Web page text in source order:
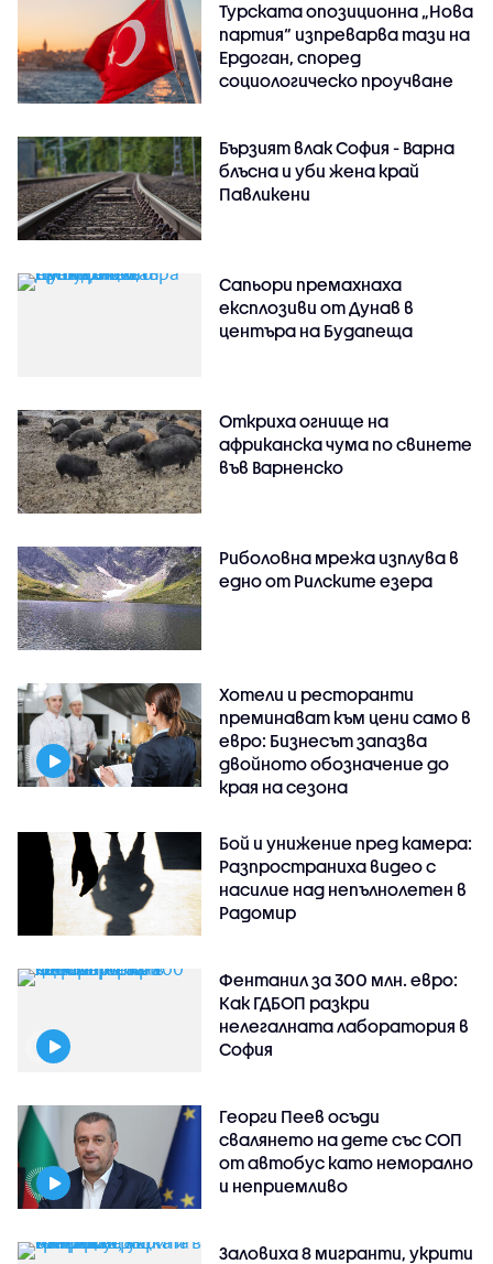
Турската опозиционна „Нова
партия“ изпреварва тази на
Ердоган, според
социологическо проучване
Бързият влак София - Варна
блъсна и уби жена край
Павликени
Сапьори премахнаха
експлозиви от Дунав в
центъра на Будапеща
Откриха огнище на
африканска чума по свинете
във Варненско
Риболовна мрежа изплува в
едно от Рилските езера
Хотели и ресторанти
преминават към цени само в
евро: Бизнесът запазва
двойното обозначение до
края на сезона
Бой и унижение пред камера:
Разпространиха видео с
насилие над непълнолетен в
Радомир
Фентанил за 300 млн. евро:
Как ГДБОП разкри
нелегалната лаборатория в
София
Георги Пеев осъди
свалянето на дете със СОП
от автобус като неморално
и неприемливо
Заловиха 8 мигранти, укрити